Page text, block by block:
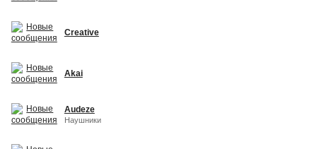
Creative
Akai
Audeze
Наушники